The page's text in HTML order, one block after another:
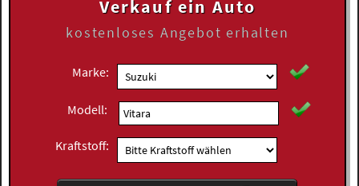
Verkauf ein Auto
kostenloses Angebot erhalten
Marke:
Modell:
Kraftstoff: